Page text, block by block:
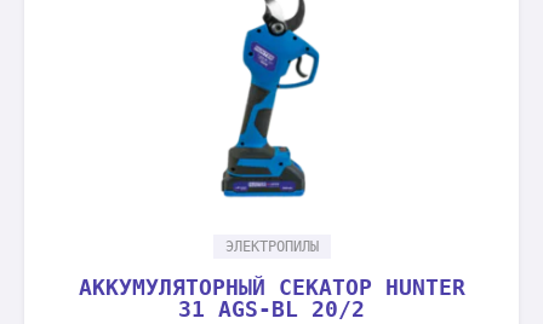
ЭЛЕКТРОПИЛЫ
АККУМУЛЯТОРНЫЙ СЕКАТОР HUNTER
31 AGS-BL 20/2